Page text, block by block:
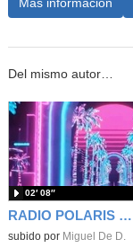
Del mismo autor…
RADIO POLARIS - SONRÍE UN POCO - PROGRAMA 2 - CHISTES
subido por Miguel De D.
02′ 08″